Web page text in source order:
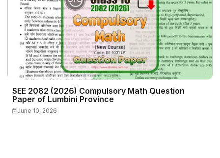
SEE 2082 (2026) Compulsory Math Question
Paper of Lumbini Province
June 10, 2026